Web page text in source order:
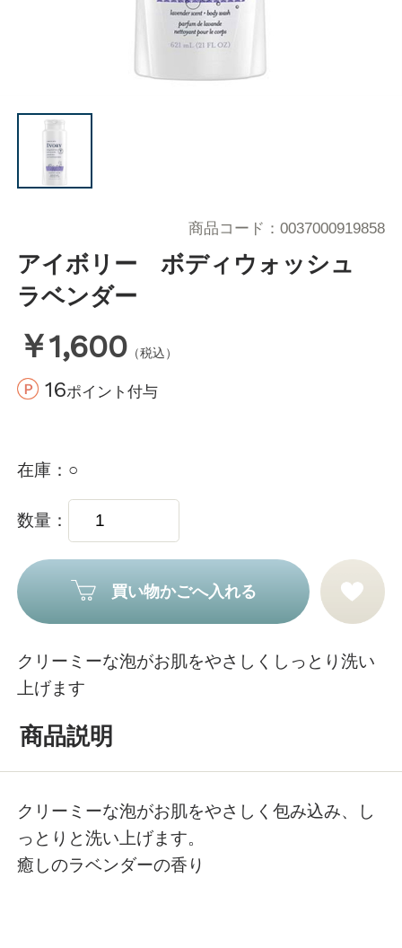
アイボリー ボディウォッシュ
ラベンダー
クリーミーな泡がお肌をやさしくしっとり洗い
上げます
￥1,600 （税込）
16ポイント付与
商品コード 0037000919858
在庫 ○
数量
買い物かごへ入れる
商品説明
クリーミーな泡がお肌をやさしく包み込み、し
っとりと洗い上げます。
癒しのラベンダーの香り